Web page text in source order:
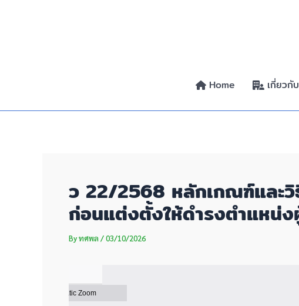
Home เกี่ยวกับ
ว 22/2568 หลักเกณฑ์และวิ
ก่อนแต่งตั้งให้ดำรงตำแหน่
Byทศพล/03/10/2026